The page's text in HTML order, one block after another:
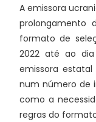
A emissora
prolongamento
formato de
2022 até ao
emissora
num número de
como a
regras do